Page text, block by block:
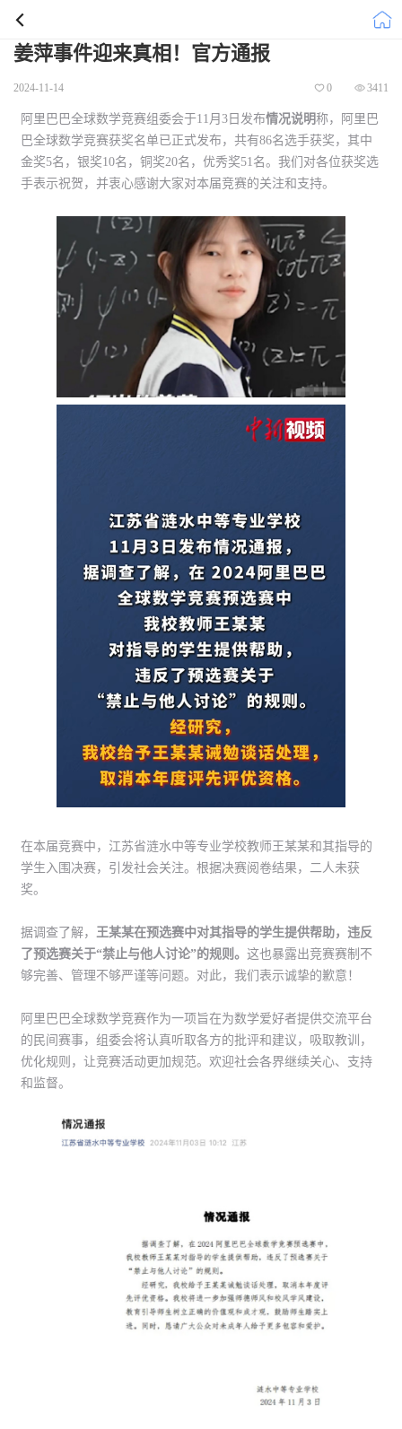
姜萍事件迎来真相！官方通报
2024-11-14 0 3411
阿里巴巴全球数学竞赛组委会于11月3日发布情况说明称，阿里巴
巴全球数学竞赛获奖名单已正式发布，共有86名选手获奖，其中
金奖5名，银奖10名，铜奖20名，优秀奖51名。我们对各位获奖选
手表示祝贺，并衷心感谢大家对本届竞赛的关注和支持。
在本届竞赛中，江苏省涟水中等专业学校教师王某某和其指导的
学生入围决赛，引发社会关注。根据决赛阅卷结果，二人未获
奖。
据调查了解， 王某某在预选赛中对其指导的学生提供帮助，违反
了预选赛关于“禁止与他人讨论”的规则。这也暴露出竞赛赛制不
够完善、管理不够严谨等问题。对此，我们表示诚挚的歉意！
阿里巴巴全球数学竞赛作为一项旨在为数学爱好者提供交流平台
的民间赛事，组委会将认真听取各方的批评和建议，吸取教训，
优化规则，让竞赛活动更加规范。欢迎社会各界继续关心、支持
和监督。